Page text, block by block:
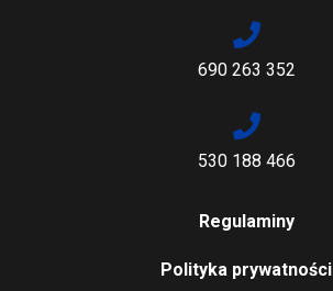
690 263 352
530 188 466
Regulaminy
Polityka prywatności